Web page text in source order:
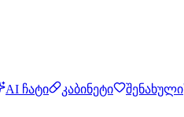
AI ჩატი კაბინეტი შენახული